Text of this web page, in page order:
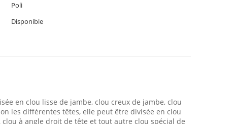
Poli
Disponible
en clou lisse de jambe, clou creux de jambe, clou
les différentes têtes, elle peut être divisée en clou
à angle droit de tête et tout autre clou spécial de